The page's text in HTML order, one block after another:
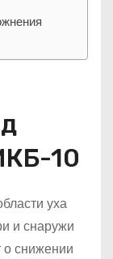
10
уха
и снаружи
о снижении